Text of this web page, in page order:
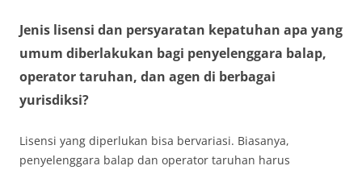
Jenis lisensi dan persyaratan kepatuhan apa yang
umum diberlakukan bagi penyelenggara balap,
operator taruhan, dan agen di berbagai
yurisdiksi?
Lisensi yang diperlukan bisa bervariasi. Biasanya,
penyelenggara balap dan operator taruhan harus